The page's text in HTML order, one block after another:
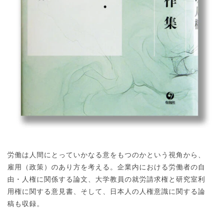
労働は人間にとっていかなる意をもつのかという視角から、
雇用（政策）のあり方を考える。企業内における労働者の自
由・人権に関係する論文、大学教員の就労請求権と研究室利
用権に関する意見書、そして、日本人の人権意識に関する論
稿も収録。